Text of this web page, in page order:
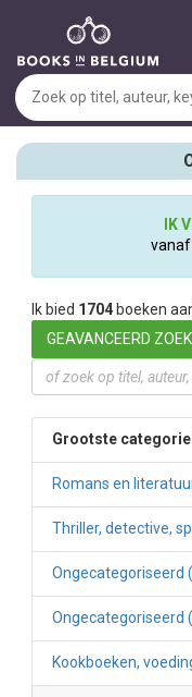
IK
vanaf
Ik bied 1704 boeken
GEAVANCEERD
Grootste
Romans en
Thriller, detective,
Ongecategoriseerd
Ongecategoriseerd
Kookboeken,